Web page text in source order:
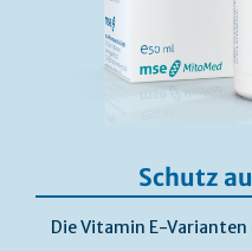
Schutz
Die Vitamin E-